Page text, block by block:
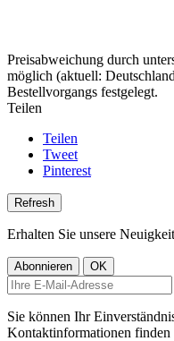
Preisabweichung durch
möglich (aktuell:
Bestellvorgangs festgelegt.
Teilen
Teilen
Tweet
Pinterest
Erhalten Sie unsere
Sie können Ihr
Kontaktinformationen finden